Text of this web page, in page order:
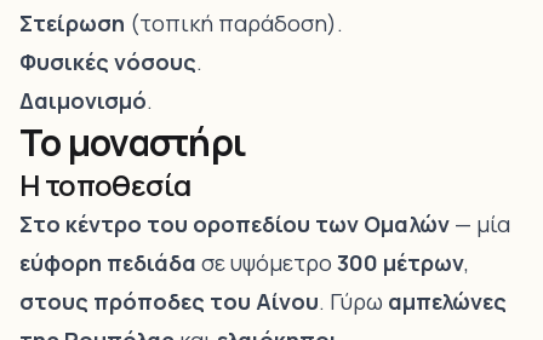
Στείρωση (τοπική παράδοση).
Φυσικές νόσους.
Δαιμονισμό.
Το μοναστήρι
Η τοποθεσία
Στο κέντρο του οροπεδίου των Ομαλών — μία
εύφορη πεδιάδα σε υψόμετρο 300 μέτρων,
στους πρόποδες του Αίνου. Γύρω αμπελώνες